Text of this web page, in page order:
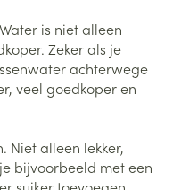
is niet alleen
Zeker als je
achterwege
veel goedkoper en
Niet alleen lekker,
bijvoorbeeld met een